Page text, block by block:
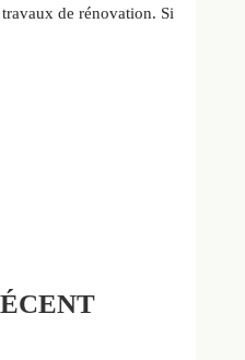
de rénovation. Si